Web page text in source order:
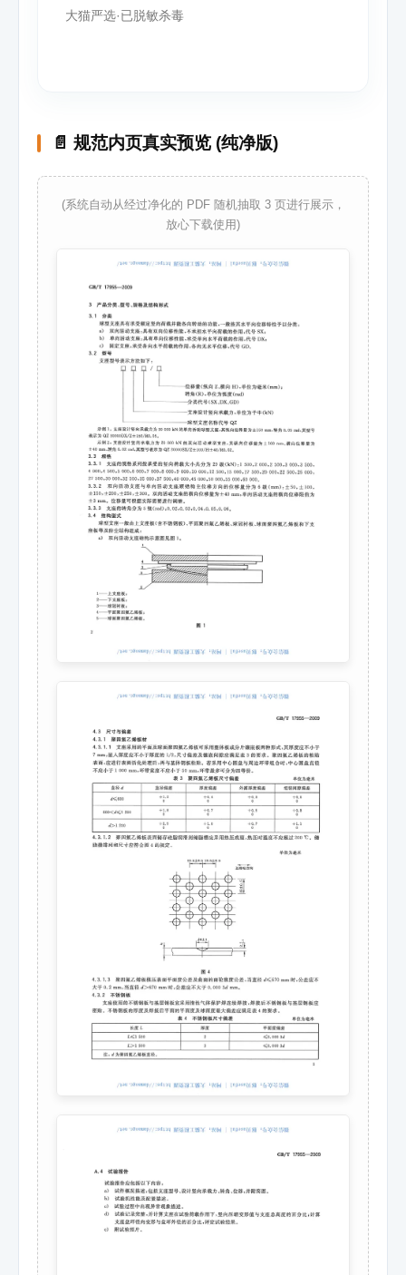
大猫严选·已脱敏杀毒
📄 规范内页真实预览 (纯净版)
(系统自动从经过净化的 PDF 随机抽取 3 页进行展示，
放心下载使用)